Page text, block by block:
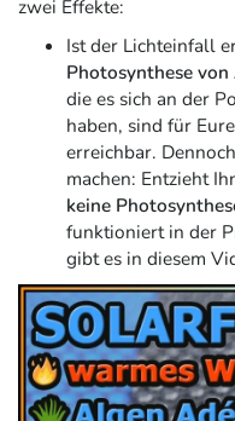
zwei Effekte:
Ist der Lichteinfall
Photosynthese von
die es sich an der
haben, sind für
erreichbar.
machen: Entzieht
keine
funktioniert in der
gibt es in diesem